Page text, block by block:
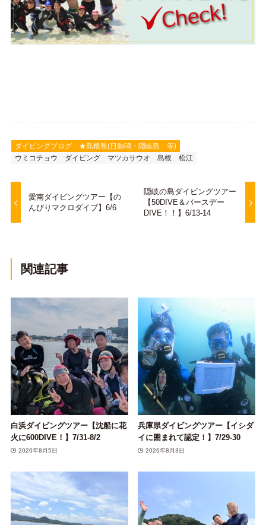
ダイビングブログ
★島根県(日御碕・隠岐島 等)
ウミコチョウ
ダイビング マツカサウオ 島根 松江
愛南ダイビングツアー【の
んびりマクロダイブ】6/6
隠岐の島ダイビングツアー
【50DIVE＆バースデー
DIVE！！】6/13-14
関連記事
白浜ダイビングツアー【沈船に花
火に600DIVE！】7/31-8/2
2026年8月5日
兵庫県ダイビングツアー【イシダ
イに囲まれて認定！】7/29-30
2026年8月3日